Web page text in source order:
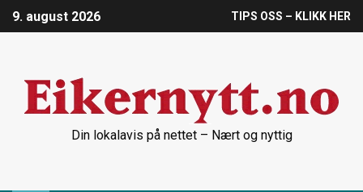
9. august 2026 TIPS OSS – KLIKK HER
Din lokalavis på nettet – Nært og nyttig